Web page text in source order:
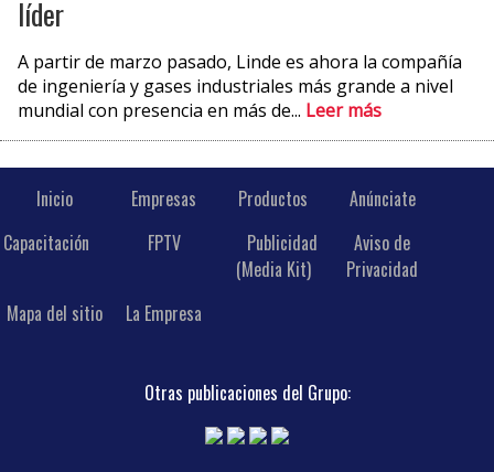
líder
A partir de marzo pasado, Linde es ahora la compañía
de ingeniería y gases industriales más grande a nivel
mundial con presencia en más de... Leer más
Inicio Empresas Productos
Anúnciate
Capacitación
FPTV
Publicidad
(Media Kit)
Aviso de
Privacidad
Mapa del sitio
La Empresa
Otras publicaciones del Grupo: